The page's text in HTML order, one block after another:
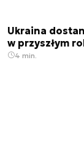
Ukraina
w przyszłym
4 min.